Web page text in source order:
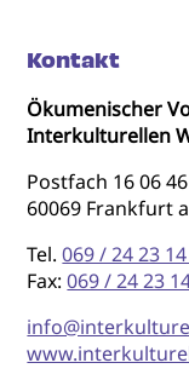
Kontakt
Ökumenischer
Interkulturellen
Postfach 16 06 46
60069 Frankfurt
Tel.069 / 24 23
Fax:069 / 24 23